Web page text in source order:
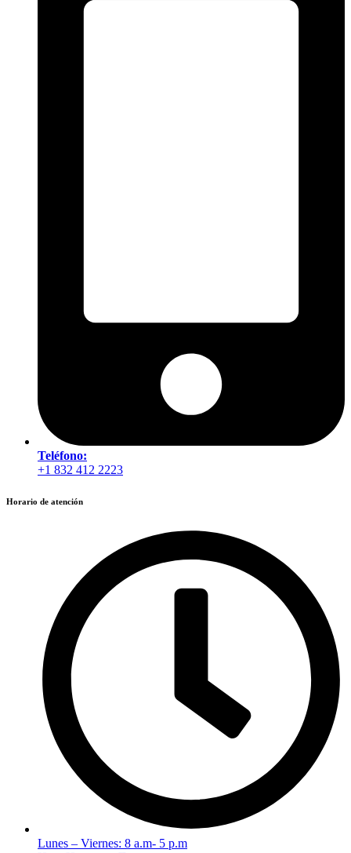
Teléfono:
+1 832 412 2223
Horario de atención
Lunes – Viernes: 8 a.m- 5 p.m